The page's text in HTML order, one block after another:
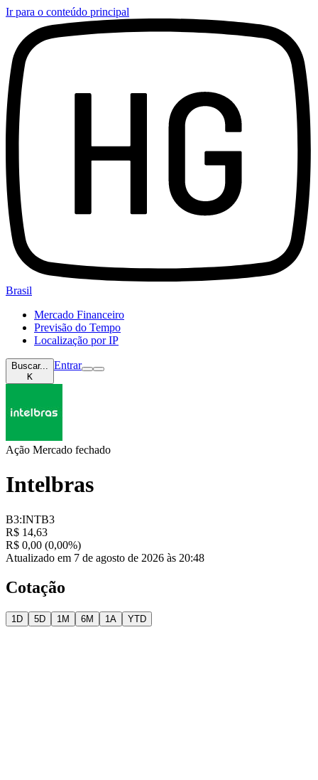
Ir para o conteúdo principal
Brasil
Mercado Financeiro
Previsão do Tempo
Localização por IP
Buscar...
K
Entrar
Ação Mercado fechado
Intelbras
B3:INTB3
R$ 14,63
R$ 0,00 (0,00%)
Atualizado em 7 de agosto de 2026 às 20:48
Cotação
1D 5D 1M 6M 1A YTD